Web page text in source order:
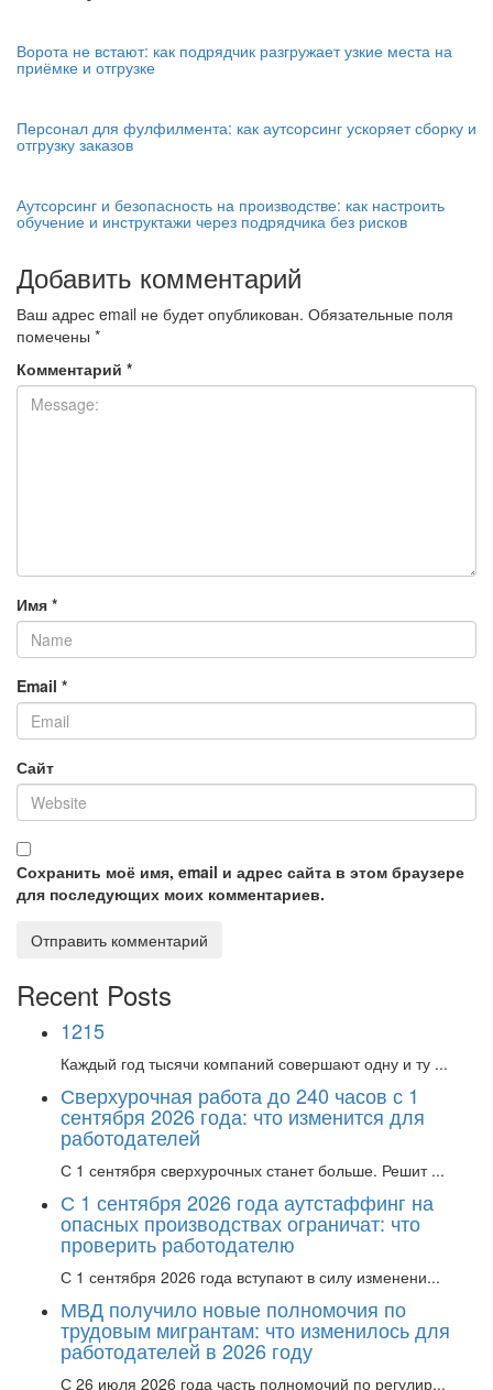
Ворота не встают: как подрядчик разгружает узкие места на
приёмке и отгрузке
Персонал для фулфилмента: как аутсорсинг ускоряет сборку и
отгрузку заказов
Аутсорсинг и безопасность на производстве: как настроить
обучение и инструктажи через подрядчика без рисков
Добавить комментарий
Ваш адрес email не будет опубликован. Обязательные поля
помечены *
Комментарий *
Имя *
Email *
Сайт
Сохранить моё имя, email и адрес сайта в этом браузере
для последующих моих комментариев.
Recent Posts
1215
Каждый год тысячи компаний совершают одну и ту ...
Сверхурочная работа до 240 часов с 1
сентября 2026 года: что изменится для
работодателей
С 1 сентября сверхурочных станет больше. Решит ...
С 1 сентября 2026 года аутстаффинг на
опасных производствах ограничат: что
проверить работодателю
С 1 сентября 2026 года вступают в силу изменени...
МВД получило новые полномочия по
трудовым мигрантам: что изменилось для
работодателей в 2026 году
С 26 июля 2026 года часть полномочий по регулир...